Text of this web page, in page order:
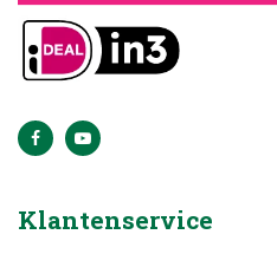
Klantenservice